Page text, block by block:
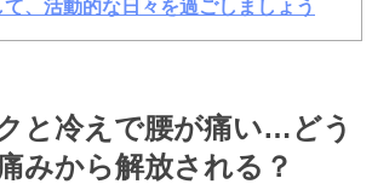
、活動的な日々を過ごしましょう
と冷えで腰が痛い…どう
みから解放される？